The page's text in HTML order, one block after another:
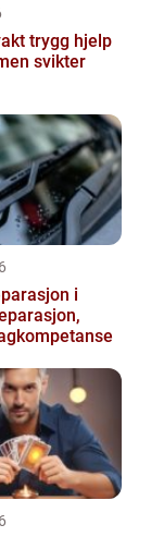
hjelp
svikter
i